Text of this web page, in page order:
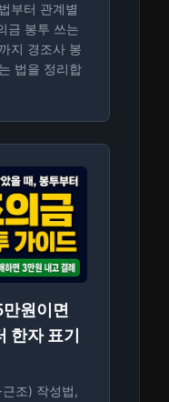
부터 관계별
금 봉투 쓰는
지 경조사 봉
법을 정리합
원이면
한자 표기
조) 작성법,